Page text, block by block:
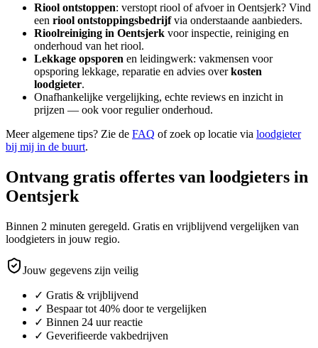
Riool ontstoppen: verstopt riool of afvoer in Oentsjerk? Vind
een riool ontstoppingsbedrijfvia onderstaande aanbieders.
Rioolreiniging in Oentsjerk voor inspectie, reiniging en
onderhoud van het riool.
Lekkage opsporen en leidingwerk: vakmensen voor
opsporing lekkage, reparatie en advies overkosten
loodgieter.
Onafhankelijke vergelijking, echte reviews en inzicht in
prijzen — ook voor regulier onderhoud.
Meer algemene tips? Zie de FAQ of zoek op locatie via loodgieter
bij mij in de buurt.
Ontvang gratis offertes van loodgieters in
Oentsjerk
Binnen 2 minuten geregeld. Gratis en vrijblijvend vergelijken van
loodgieters in jouw regio.
Jouw gegevens zijn veilig
✓ Gratis & vrijblijvend
✓ Bespaar tot 40% door te vergelijken
✓ Binnen 24 uur reactie
✓ Geverifieerde vakbedrijven